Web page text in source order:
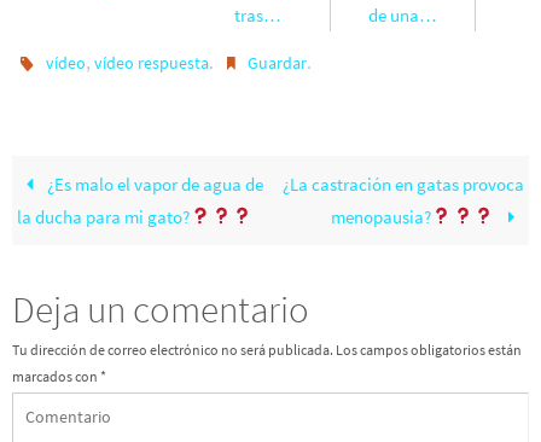
tras…
de una…
vídeo,vídeo respuesta. Guardar.
¿Es malo el vapor de agua de
la ducha para mi gato?
¿La castración en gatas provoca
menopausia?
Deja un comentario
Tu dirección de correo electrónico no será publicada. Los campos obligatorios están
marcados con *